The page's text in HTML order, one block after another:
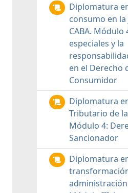
Diplomatura
consumo en
CABA. Módulo
especiales y la
en el Derecho
Consumidor
Diplomatura
Tributario de la
Módulo 4:
Sancionador
Diplomatura